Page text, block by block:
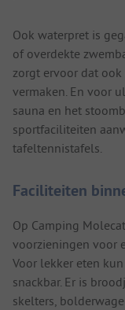
Ook waterpret is
of overdekte
zorgt ervoor dat
vermaken. En voor
sauna en het
sportfaciliteiten
tafeltennistafels.
Faciliteiten
Op Camping
voorzieningen voor
Voor lekker eten
snackbar. Er is
skelters,